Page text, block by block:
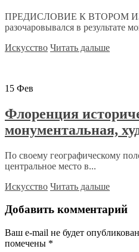
ПРЕДИСЛОВИЕ К ВТОРОМ
разочаровывался в результате
Искусство Читать дальше
15 Фев
Флоренция
монументальная,
По своему географическому
центральное место в...
Искусство Читать дальше
Добавить комментарий
Ваш e-mail не будет
помечены *